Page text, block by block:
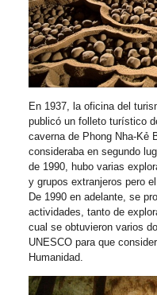
En 1937, la oficina del
publicó un folleto turístico
caverna de Phong Nha-Kẻ
consideraba en segundo
de 1990, hubo varias
y grupos extranjeros pero
De 1990 en adelante, se
actividades, tanto de
cual se obtuvieron varios
UNESCO para que
Humanidad.